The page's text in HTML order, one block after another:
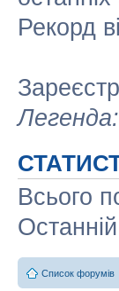
Рекорд
Всього
Список форумів